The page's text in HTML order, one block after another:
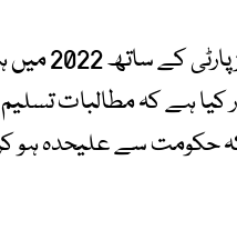
کیا ہے کہ مطالبات
سے علیحدہ ہو کر